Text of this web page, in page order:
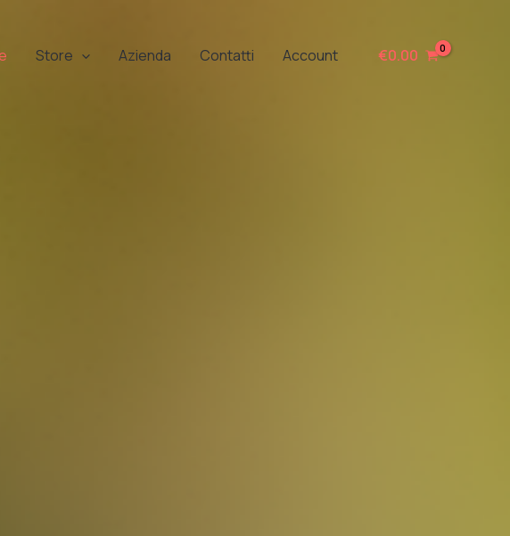
Store Azienda Contatti Account €0.00